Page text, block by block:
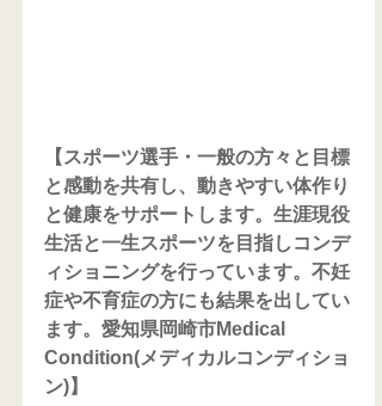
【スポーツ選手・一般の方々と目標
と感動を共有し、動きやすい体作り
と健康をサポートします。生涯現役
生活と一生スポーツを目指しコンデ
ィショニングを行っています。不妊
症や不育症の方にも結果を出してい
ます。愛知県岡崎市Medical
Condition(メディカルコンディショ
ン)】